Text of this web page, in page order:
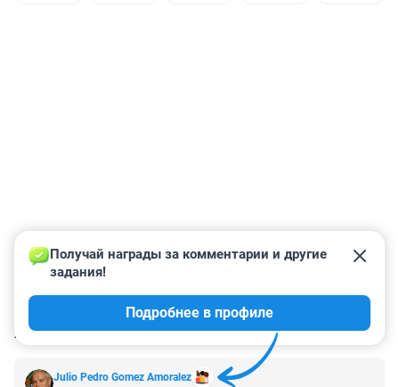
КОММЕНТАРИИ 134
Julio Pedro Gomez Amoralez
Получай награды за комментарии и другие
задания!
Подробнее в профиле